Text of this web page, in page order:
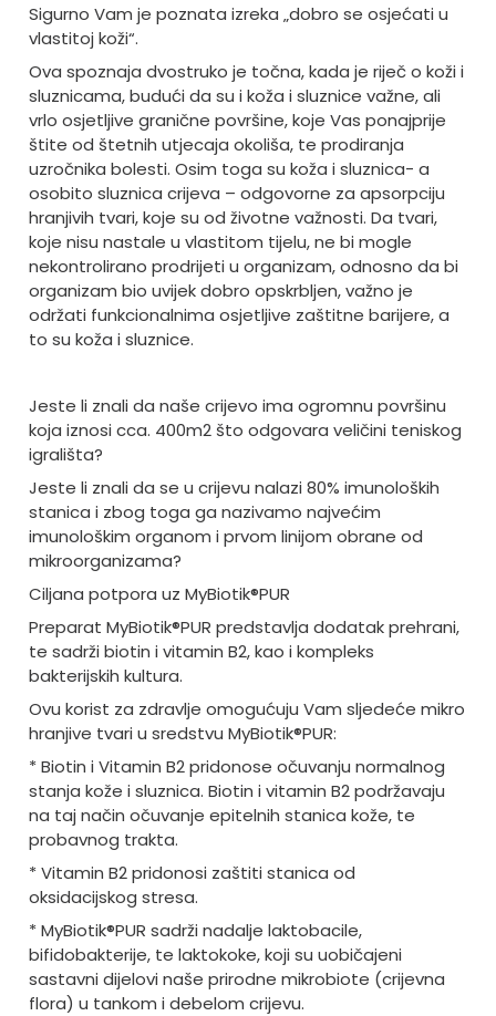
Sigurno Vam je poznata izreka „dobro se osjećati u
vlastitoj koži“.
Ova spoznaja dvostruko je točna, kada je riječ o koži i
sluznicama, budući da su i koža i sluznice važne, ali
vrlo osjetljive granične površine, koje Vas ponajprije
štite od štetnih utjecaja okoliša, te prodiranja
uzročnika bolesti. Osim toga su koža i sluznica- a
osobito sluznica crijeva – odgovorne za apsorpciju
hranjivih tvari, koje su od životne važnosti. Da tvari,
koje nisu nastale u vlastitom tijelu, ne bi mogle
nekontrolirano prodrijeti u organizam, odnosno da bi
organizam bio uvijek dobro opskrbljen, važno je
održati funkcionalnima osjetljive zaštitne barijere, a
to su koža i sluznice.
Jeste li znali da naše crijevo ima ogromnu površinu
koja iznosi cca. 400m2 što odgovara veličini teniskog
igrališta?
Jeste li znali da se u crijevu nalazi 80% imunoloških
stanica i zbog toga ga nazivamo najvećim
imunološkim organom i prvom linijom obrane od
mikroorganizama?
Ciljana potpora uz MyBiotik®PUR
Preparat MyBiotik®PUR predstavlja dodatak prehrani,
te sadrži biotin i vitamin B2, kao i kompleks
bakterijskih kultura.
Ovu korist za zdravlje omogućuju Vam sljedeće mikro
hranjive tvari u sredstvu MyBiotik®PUR:
* Biotin i Vitamin B2 pridonose očuvanju normalnog
stanja kože i sluznica. Biotin i vitamin B2 podržavaju
na taj način očuvanje epitelnih stanica kože, te
probavnog trakta.
* Vitamin B2 pridonosi zaštiti stanica od
oksidacijskog stresa.
* MyBiotik®PUR sadrži nadalje laktobacile,
bifidobakterije, te laktokoke, koji su uobičajeni
sastavni dijelovi naše prirodne mikrobiote (crijevna
flora) u tankom i debelom crijevu.